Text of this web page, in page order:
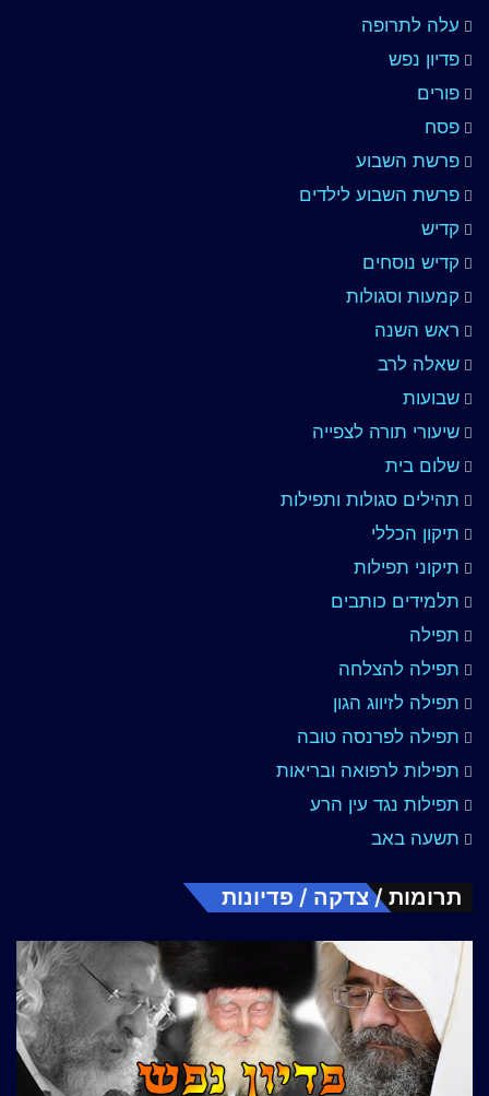
עלה לתרופה
פדיון נפש
פורים
פסח
פרשת השבוע
פרשת השבוע לילדים
קדיש
קדיש נוסחים
קמעות וסגולות
ראש השנה
שאלה לרב
שבועות
שיעורי תורה לצפייה
שלום בית
תהילים סגולות ותפילות
תיקון הכללי
תיקוני תפילות
תלמידים כותבים
תפילה
תפילה להצלחה
תפילה לזיווג הגון
תפילה לפרנסה טובה
תפילות לרפואה ובריאות
תפילות נגד עין הרע
תשעה באב
תרומות / צדקה / פדיונות